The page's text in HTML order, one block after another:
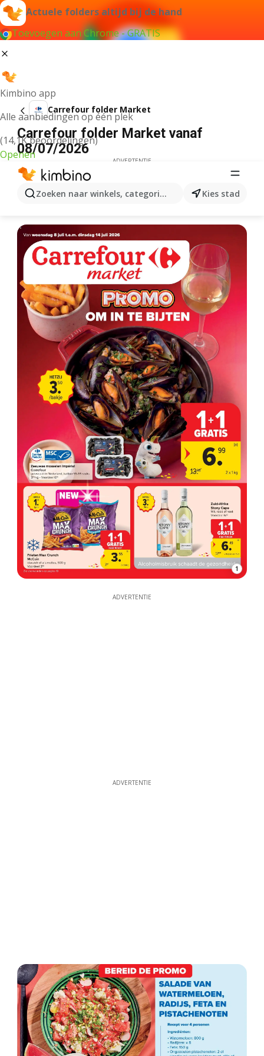
Actuele folders altijd bij de hand
Toevoegen aan Chrome - GRATIS
Kimbino app
Alle aanbiedingen op één plek
(14,1K beoordelingen)
Openen
Zoeken naar winkels, categorieën, producten...
Kies stad
Carrefour folder Market
Carrefour folder Market vanaf
08/07/2026
ADVERTENTIE
1
ADVERTENTIE
ADVERTENTIE